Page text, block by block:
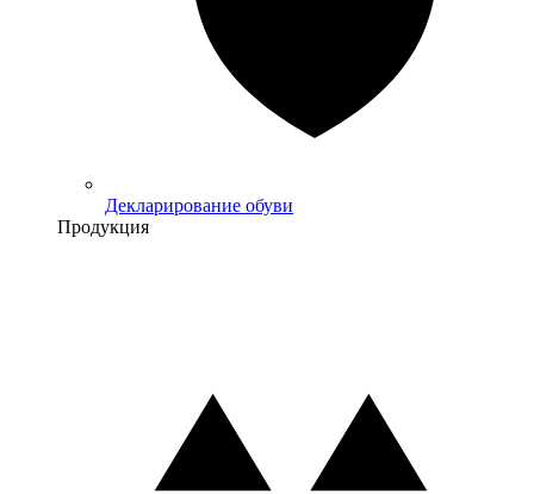
Декларирование обуви
Продукция